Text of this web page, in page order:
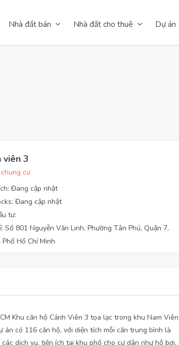
Nhà đất bán Nhà đất cho thuê Dự án
viên 3
cư
Đang cập nhật
Đang cập nhật
tư:
Số 801 Nguyễn Văn Linh, Phường Tân Phú, Quận 7,
Hồ Chí Minh
Khu căn hộ Cảnh Viên 3 tọa lạc trong khu Nam Viên
có 116 căn hộ, với diện tích mỗi căn trung bình là
dịch vụ, tiện ích tại khu phố cho cư dân như hồ bơi,